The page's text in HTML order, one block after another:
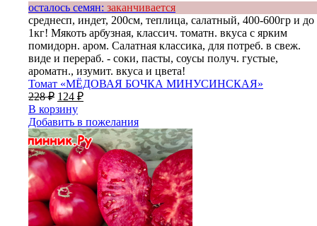
осталось семян: заканчивается
среднесп, индет, 200см, теплица, салатный, 400-600гр и до
1кг! Мякоть арбузная, классич. томатн. вкуса с ярким
помидорн. аром. Салатная классика, для потреб. в свеж.
виде и перераб. - соки, пасты, соусы получ. густые,
ароматн., изумит. вкуса и цвета!
Томат «МЁДОВАЯ БОЧКА МИНУСИНСКАЯ»
228₽ 124 ₽
В корзину
Добавить в пожелания